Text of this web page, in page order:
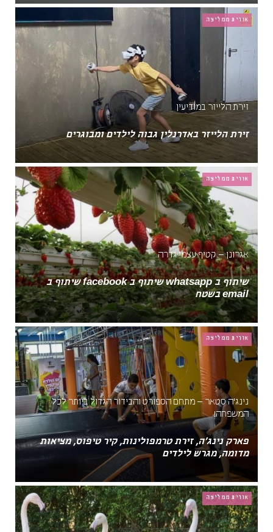
אורית ממליצה
זירת הלייזר במודיעין
זירת הלייזר באדרנלין גבוה לילדים ומבוגרים
אורית ממליצה
אגרונן – קטיף עצמי גדרה
שיתוף ב whatsapp שיתוף ב facebook שיתוף ב
email בשטח
אורית ממליצה
נינג'ה סטאר – מתחם הספורט והבידור הגדול ביותר לכל
המשפחה!
פארק נינג'ה, זירת טרמפולינות, קיר טיפוס, מציאות
מדומה, מגרש לילדים
אורית ממליצה